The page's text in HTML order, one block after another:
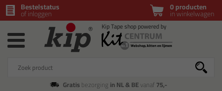
0 producten
in winkelwagen
Bestelstatus
of inloggen
Gratisbezorging in NL & BEvanaf75,-